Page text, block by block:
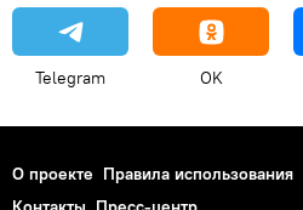
Telegram OK
О проекте Правила использования